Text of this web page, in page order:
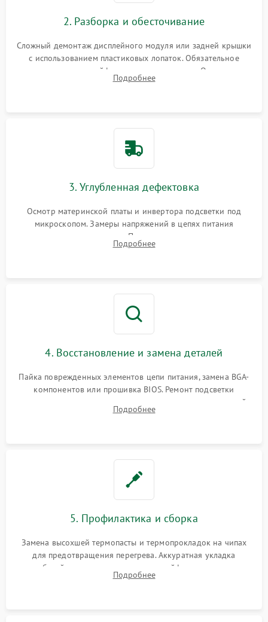
Повреждение внутренних проводов
Механические повреждения
Поломка батареи (если
Неисправность тачпада
1500 ₽ Подробнее →
1000 ₽
Неисправность BIOS 1500 ₽ Подробнее →
2. Разборка и обесточивание
Сложный демонтаж дисплейного модуля или задней крышки
с использованием пластиковых лопаток. Обязательное
отключение шлейфов матрицы и питания. Очистка
массивной системы охлаждения от скопившейся пыли.
Подробнее
3. Углубленная дефектовка
Осмотр материнской платы и инвертора подсветки под
микроскопом. Замеры напряжений в цепях питания
процессора и видеокарты. Проверка состояния жесткого
диска и оперативной памяти с помощью POST-карт и
Подробнее
4. Восстановление и замена деталей
Пайка поврежденных элементов цепи питания, замена BGA-
компонентов или прошивка BIOS. Ремонт подсветки
матрицы, замена неисправного накопителя на скоростной
SSD или установка новых модулей памяти.
Подробнее
5. Профилактика и сборка
Замена высохшей термопасты и термопрокладок на чипах
для предотвращения перегрева. Аккуратная укладка
кабелей, подключение хрупких шлейфов матрицы и
надежная фиксация всех элементов внутри корпуса
Подробнее